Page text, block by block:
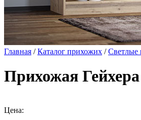
Главная /Каталог прихожих /Светлые
Прихожая Гейхера
Цена: